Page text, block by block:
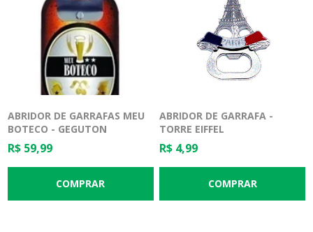
ABRIDOR DE GARRAFAS MEU
BOTECO - GEGUTON
R$ 59,99
ABRIDOR DE GARRAFA -
TORRE EIFFEL
R$ 4,99